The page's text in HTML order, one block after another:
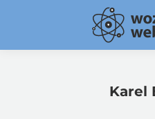
Karel